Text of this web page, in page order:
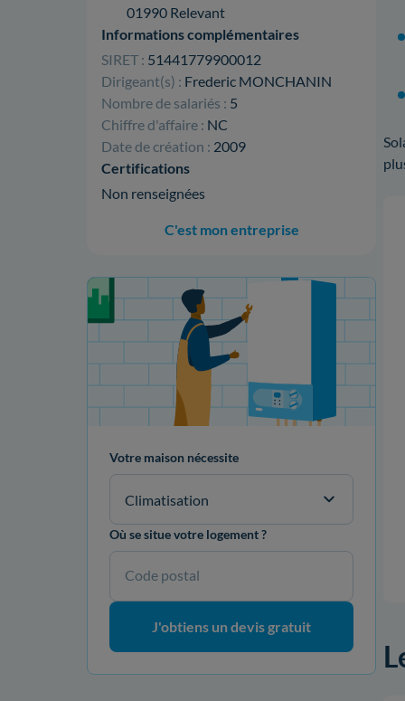
01990 Relevant
Informations complémentaires
SIRET : 51441779900012
Dirigeant(s) : Frederic MONCHANIN
Nombre de salariés : 5
Chiffre d'affaire : NC
Date de création : 2009
Certifications
Non renseignées
C'est mon entreprise
Votre projet de rénovation
Votre maison nécessite
Climatisation
Où se situe votre logement ?
Code postal
J'obtiens un devis gratuit